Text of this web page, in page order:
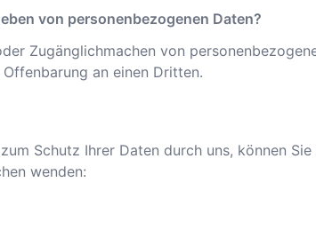
von personenbezogenen Daten?
Zugänglichmachen von
an einen Dritten.
Schutz Ihrer Daten durch uns, können Sie
wenden: